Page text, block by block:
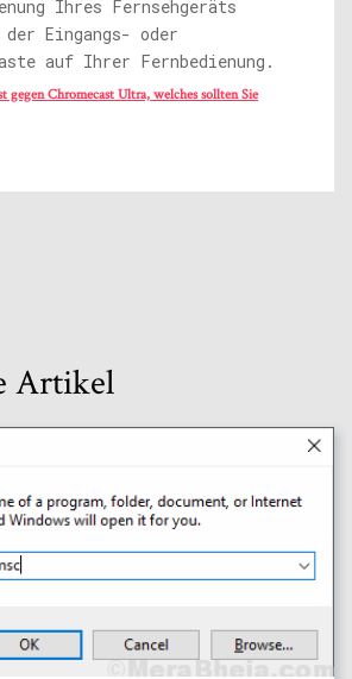
Ihres Fernsehgeräts
Eingangs- oder
auf Ihrer Fernbedienung.
gegen Chromecast Ultra, welches sollten Sie
Artikel